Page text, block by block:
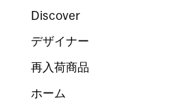
Discover
デザイナー
再入荷商品
ホーム